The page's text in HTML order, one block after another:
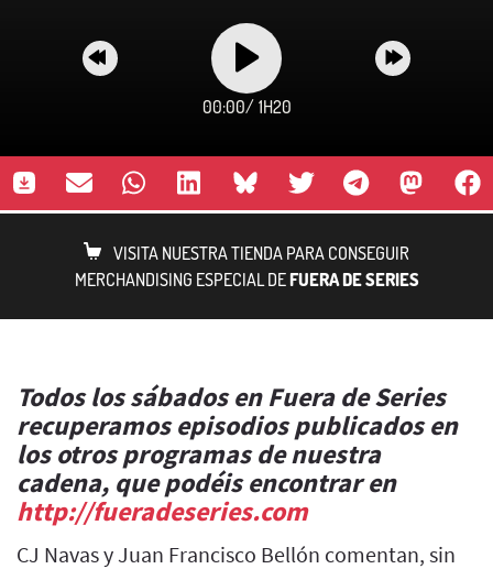
00:00/ 1H20
VISITA NUESTRA TIENDA PARA CONSEGUIR
MERCHANDISING ESPECIAL DEFUERA DE SERIES
Todos los sábados en Fuera de Series
recuperamos episodios publicados en
los otros programas de nuestra
cadena, que podéis encontrar en
http://fueradeseries.com
CJ Navas y Juan Francisco Bellón comentan, sin